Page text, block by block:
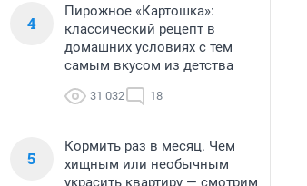
4
Пирожное «Картошка»:
классический рецепт в
домашних условиях с тем
самым вкусом из детства
31 032 18
5
Кормить раз в месяц. Чем
хищным или необычным
украсить квартиру — смотрим